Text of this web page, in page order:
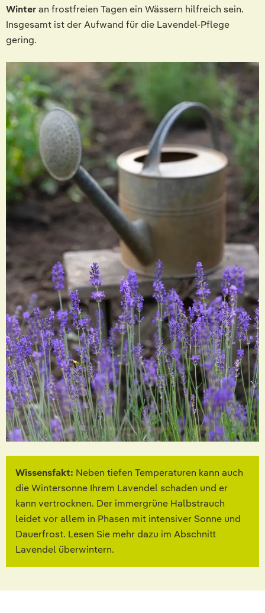
Winteran frostfreien Tagen ein Wässern hilfreich sein.
Insgesamt ist der Aufwand für die Lavendel-Pflege
gering.
Wissensfakt: Neben tiefen Temperaturen kann auch
die Wintersonne Ihrem Lavendel schaden und er
kann vertrocknen. Der immergrüne Halbstrauch
leidet vor allem in Phasen mit intensiver Sonne und
Dauerfrost. Lesen Sie mehr dazu im Abschnitt
Lavendel überwintern.